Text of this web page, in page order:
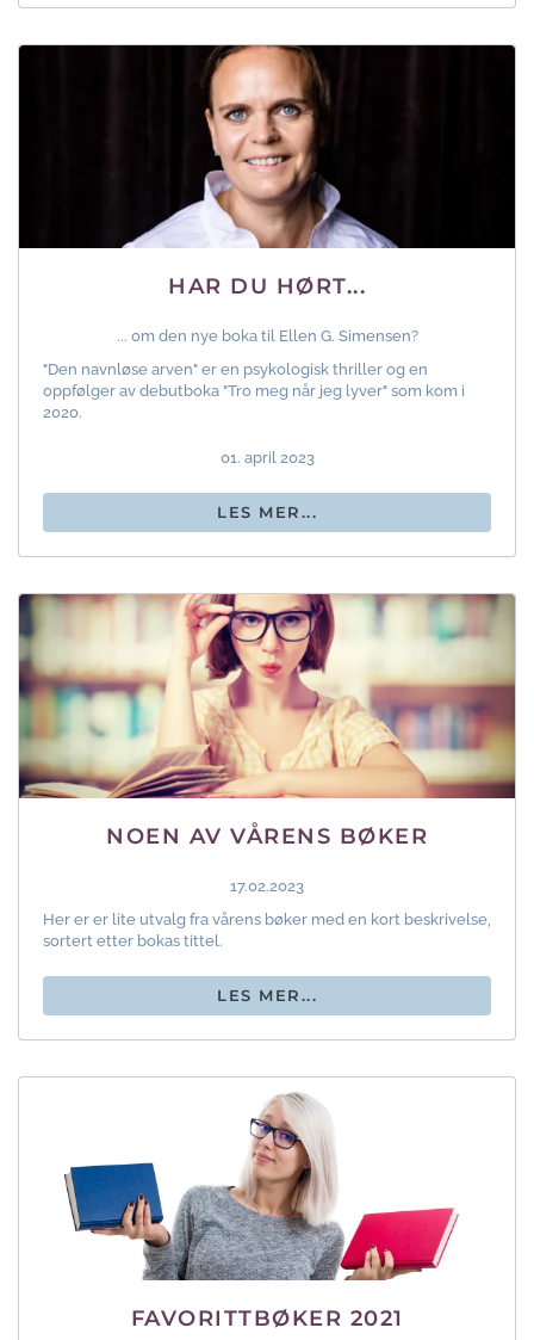
HAR DU HØRT...
... om den nye boka til Ellen G. Simensen?
"Den navnløse arven" er en psykologisk thriller og en
oppfølger av debutboka "Tro meg når jeg lyver" som kom i
2020.
01. april 2023
LES MER...
NOEN AV VÅRENS BØKER
17.02.2023
Her er er lite utvalg fra vårens bøker med en kort beskrivelse,
sortert etter bokas tittel.
LES MER...
FAVORITTBØKER 2021